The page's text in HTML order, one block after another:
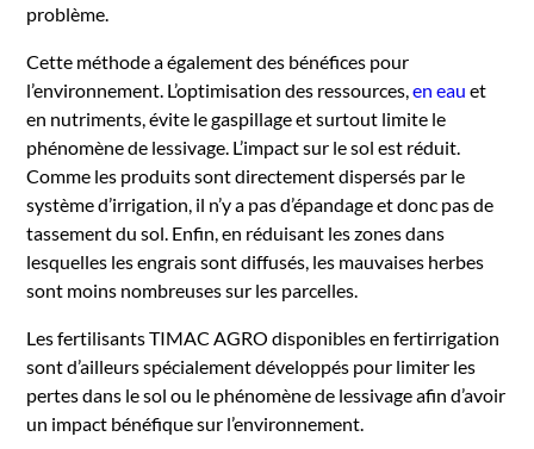
problème.
Cette méthode a également des bénéfices pour
l’environnement. L’optimisation des ressources,en eau et
en nutriments, évite le gaspillage et surtout limite le
phénomène de lessivage. L’impact sur le sol est réduit.
Comme les produits sont directement dispersés par le
système d’irrigation, il n’y a pas d’épandage et donc pas de
tassement du sol. Enfin, en réduisant les zones dans
lesquelles les engrais sont diffusés, les mauvaises herbes
sont moins nombreuses sur les parcelles.
Les fertilisants TIMAC AGRO disponibles en fertirrigation
sont d’ailleurs spécialement développés pour limiter les
pertes dans le sol ou le phénomène de lessivage afin d’avoir
un impact bénéfique sur l’environnement.